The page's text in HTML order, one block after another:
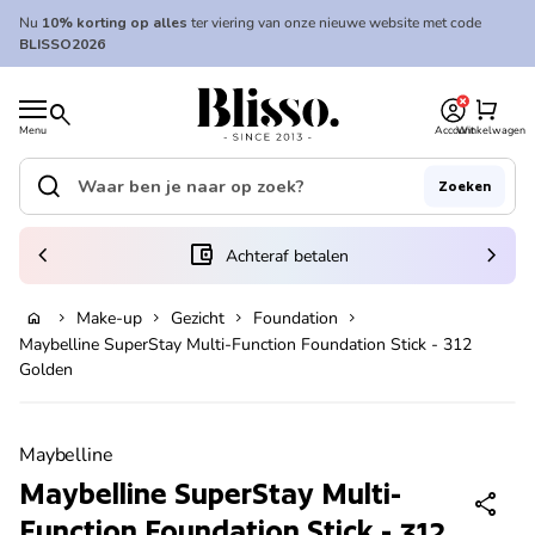
In winkelwagen
Overslaan naar inhoud
Nu 10% korting op alles ter viering van onze nieuwe website met code
BLISSO2026
Menu search
Home
AccountWinkelwagen
shopping_cart
Home
Zoek op"
search Zoeken
(link opent in nieuw tabblad/venster)
account_balance_wallet Achteraf betalen
chevron_left chevron_right
home chevron_right Make-up chevron_right Gezicht chevron_right Foundation chevron_right
Maybelline SuperStay Multi-Function Foundation Stick - 312
Golden
Maybelline
Maybelline SuperStay Multi-
share